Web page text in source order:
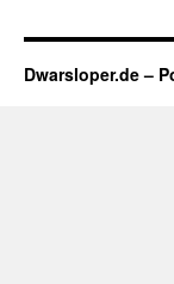
Dwarsloper.de –